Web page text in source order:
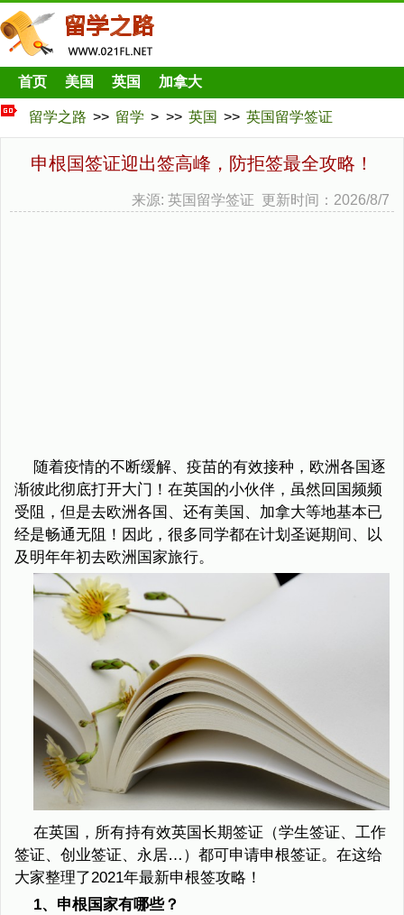
首页 美国 英国 加拿大
留学之路 >> 留学 > >> 英国 >> 英国留学签证
申根国签证迎出签高峰，防拒签最全攻略！
来源: 英国留学签证 更新时间：2026/8/7
随着疫情的不断缓解、疫苗的有效接种，欧洲各国逐
渐彼此彻底打开大门！在英国的小伙伴，虽然回国频频
受阻，但是去欧洲各国、还有美国、加拿大等地基本已
经是畅通无阻！因此，很多同学都在计划圣诞期间、以
及明年年初去欧洲国家旅行。
在英国，所有持有效英国长期签证（学生签证、工作
签证、创业签证、永居…）都可申请申根签证。在这给
大家整理了2021年最新申根签攻略！
1、申根国家有哪些？